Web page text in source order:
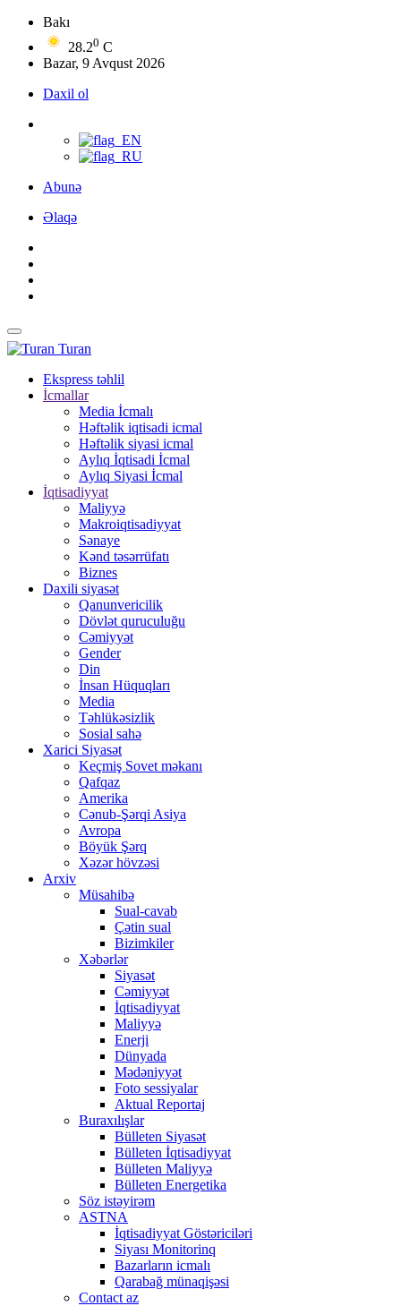
Bakı
28.20 C
Bazar, 9 Avqust 2026
Daxil ol
Abunə
Əlaqə
Turan
Ekspress təhlil
İcmallar
Media İcmalı
Həftəlik iqtisadi icmal
Həftəlik siyasi icmal
Aylıq İqtisadi İcmal
Aylıq Siyasi İcmal
İqtisadiyyat
Maliyyə
Makroiqtisadiyyat
Sənaye
Kənd təsərrüfatı
Biznes
Daxili siyasət
Qanunvericilik
Dövlət quruculuğu
Cəmiyyət
Gender
Din
İnsan Hüquqları
Media
Təhlükəsizlik
Sosial sahə
Xarici Siyasət
Keçmiş Sovet məkanı
Qafqaz
Amerika
Cənub-Şərqi Asiya
Avropa
Böyük Şərq
Xəzər hövzəsi
Arxiv
Müsahibə
Sual-cavab
Çətin sual
Bizimkiler
Xəbərlər
Siyasət
Cəmiyyət
İqtisadiyyat
Maliyyə
Enerji
Dünyada
Mədəniyyət
Foto sessiyalar
Aktual Reportaj
Buraxılışlar
Bülleten Siyasət
Bülleten İqtisadiyyat
Bülleten Maliyyə
Bülleten Energetika
Söz istəyirəm
ASTNA
İqtisadiyyat Göstəriciləri
Siyası Monitorinq
Bazarların icmalı
Qarabağ münaqişəsi
Contact az